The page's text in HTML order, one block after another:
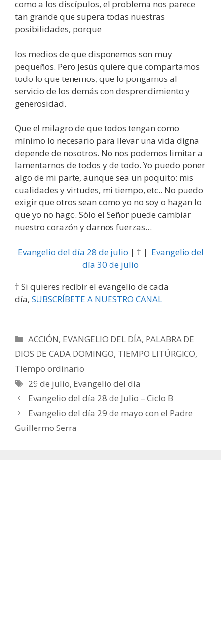
como a los discípulos, el problema nos parece
tan grande que supera todas nuestras
posibilidades, porque
los medios de que disponemos son muy
pequeños. Pero Jesús quiere que compartamos
todo lo que tenemos; que lo pongamos al
servicio de los demás con desprendimiento y
generosidad.
Que el milagro de que todos tengan como
mínimo lo necesario para llevar una vida digna
depende de nosotros. No nos podemos limitar a
lamentarnos de todos y de todo. Yo puedo poner
algo de mi parte, aunque sea un poquito: mis
cualidades y virtudes, mi tiempo, etc.. No puedo
exigir que otros sean como yo no soy o hagan lo
que yo no hago. Sólo el Señor puede cambiar
nuestro corazón y darnos fuerzas…
Evangelio del día 28 de julio | † | Evangelio del
día 30 de julio
† Si quieres recibir el evangelio de cada
día, SUBSCRÍBETE A NUESTRO CANAL
Categorías
ACCIÓN, EVANGELIO DEL DÍA, PALABRA DE
DIOS DE CADA DOMINGO, TIEMPO LITÚRGICO,
Tiempo ordinario
Etiquetas
29 de julio, Evangelio del día
Evangelio del día 28 de Julio – Ciclo B
Evangelio del día 29 de mayo con el Padre
Guillermo Serra